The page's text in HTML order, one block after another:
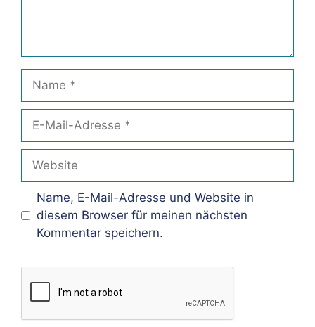
Mail-
Adresse
Name, E-Mail-Adresse und Website in
diesem Browser für meinen nächsten
Kommentar speichern.